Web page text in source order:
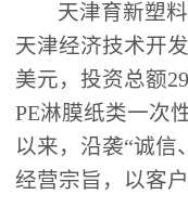
天津育新塑
天津经济技术开
美元，投资总额
PE淋膜纸类一次
以来，沿袭“诚信
经营宗旨，以客